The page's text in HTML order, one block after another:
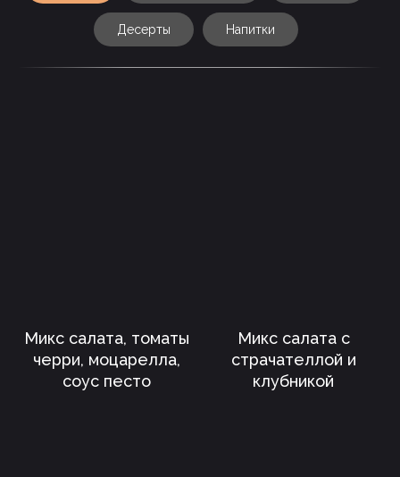
Десерты Напитки
Микс салата, томаты
черри, моцарелла,
соус песто
Микс салата с
страчателлой и
клубникой